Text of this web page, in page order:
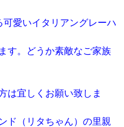
愛いイタリアングレーハ
す。どうか素敵なご家族
は宜しくお願い致しま
ド（リタちゃん）の里親